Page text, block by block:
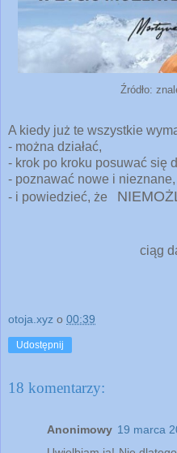
Źródło:
A kiedy już te wszystkie
- można działać,
- krok po kroku posuwać się
- poznawać nowe i nieznane,
- i powiedzieć, że
ciąg
otoja.xyz o 00:39
Udostępnij
18 komentarzy:
Anonimowy 19 marca